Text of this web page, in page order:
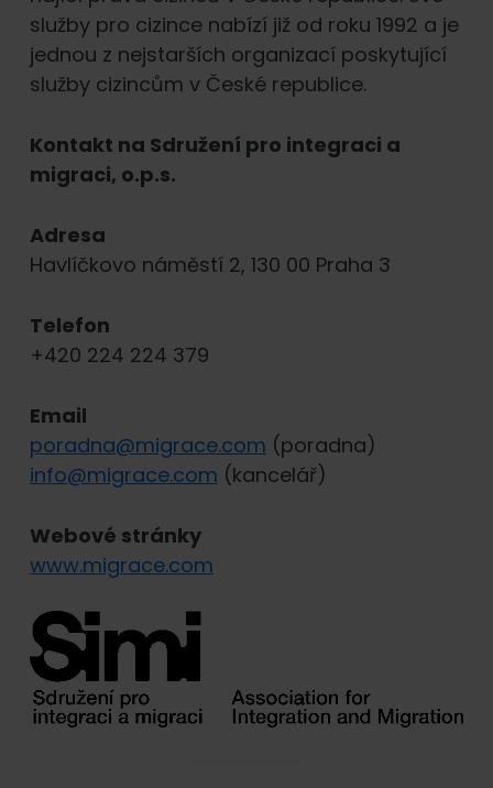
služby pro cizince nabízí již od roku 1992 a je
jednou z nejstarších organizací poskytující
služby cizincům v České republice.
Kontakt na Sdružení pro integraci a
migraci, o.p.s.
Adresa
Havlíčkovo náměstí 2, 130 00 Praha 3
Telefon
+420 224 224 379
Email
poradna@migrace.com (poradna)
info@migrace.com (kancelář)
Webové stránky
www.migrace.com